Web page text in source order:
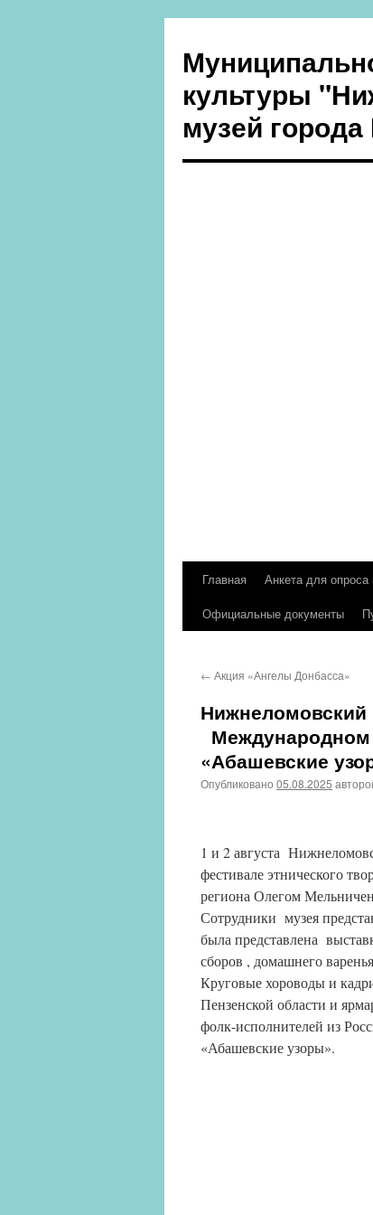
культуры
музей
Перейти
Главная Анкета для опроса
Официальные документы
← Акция «Ангелы Донбасса»
Нижнеломовский
Международном
«Абашевские
Опубликовано 05.08.2025
1 и 2 августа
фестивале этнического
региона Олегом
Сотрудники музея
была представлена
сборов , домашнего
Круговые хороводы и
Пензенской области и
фолк-исполнителей из
«Абашевские узоры».